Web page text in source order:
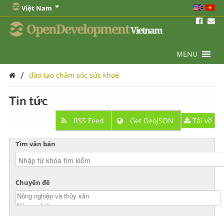
Việt Nam
OpenDevelopmentVietnam
MENU
/ đào tạo chăm sóc sức khoẻ
Tin tức
RSS Feed Get GeoJSON Tải về
Tìm văn bản
Chuyên đề